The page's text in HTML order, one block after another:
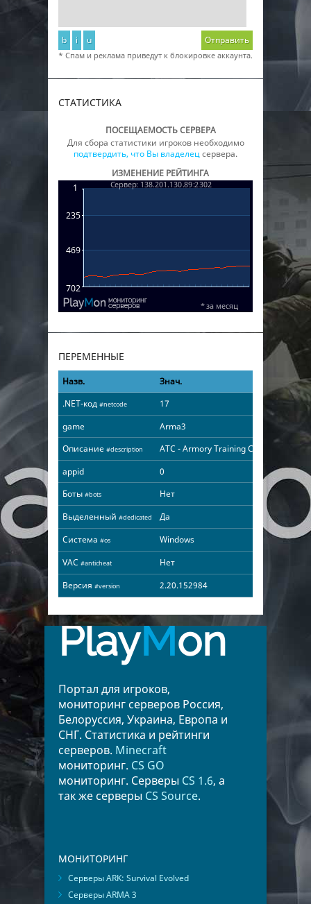
b i u Отправить
* Спам и реклама приведут к блокировке аккаунта.
СТАТИСТИКА
ПОСЕЩАЕМОСТЬ СЕРВЕРА
Для сбора статистики игроков необходимо
подтвердить, что Вы владелецсервера.
ИЗМЕНЕНИЕ РЕЙТИНГА
ПЕРЕМЕННЫЕ
Назв.
Знач.
.NET-код #netcode
17
game
Arma3
Описание #description
ATC - Armory Training Center
appid
0
Боты #bots
Нет
Выделенный #dedicated
Да
Система #os
Windows
VAC #anticheat
Нет
Версия #version 2.20.152984
PlayMon
Портал для игроков,
мониторинг серверов Россия,
Белоруссия, Украина, Европа и
СНГ. Статистика и рейтинги
серверов. Minecraft
мониторинг. CS GO
мониторинг. Серверы CS 1.6, а
так же серверы CS Source.
МОНИТОРИНГ
Серверы ARK: Survival Evolved
Серверы ARMA 3